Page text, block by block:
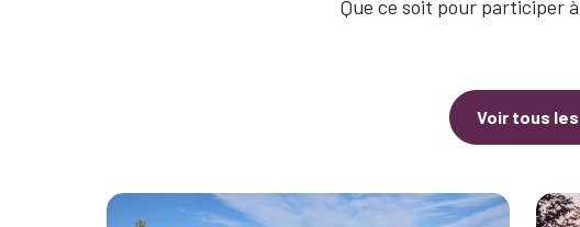
Que ce soit pour participer
Voir tous